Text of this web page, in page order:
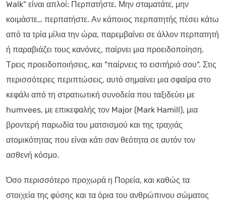
Walk" είναι απλοί: Περπατήστε. Μην σταματάτε, μην
κοιμάστε… περπατήστε. Αν κάποιος περπατητής πέσει κάτω
από τα τρία μίλια την ώρα, παρεμβαίνει σε άλλον περπατητή
ή παραβιάζει τους κανόνες, παίρνει μια προειδοποίηση.
Τρεις προειδοποιήσεις, και "παίρνεις το εισιτήριό σου". Στις
περισσότερες περιπτώσεις, αυτό σημαίνει μια σφαίρα στο
κεφάλι από τη στρατιωτική συνοδεία που ταξιδεύει με
humvees, με επικεφαλής τον Major (Mark Hamill), μια
βροντερή παρωδία του ματσισμού και της τραχιάς
ατομικότητας που είναι κάτι σαν θεότητα σε αυτόν τον
ασθενή κόσμο.
Όσο περισσότερο προχωρά η Πορεία, και καθώς τα
στοιχεία της φύσης και τα όρια του ανθρώπινου σώματος